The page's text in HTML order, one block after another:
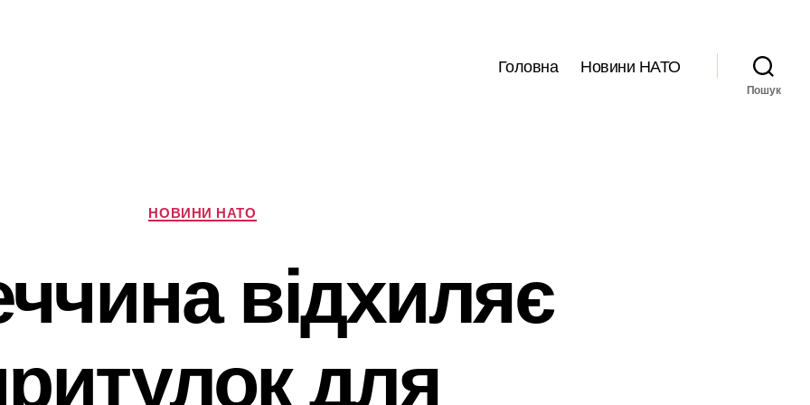
Головна Новини НАТО
Пошук
Категорії
НОВИНИ НАТО
відхиляє
для